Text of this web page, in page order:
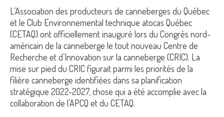
L’Association des producteurs de canneberges du Québec
et le Club Environnemental technique atocas Québec
(CETAQ) ont officiellement inauguré lors du Congrès nord-
américain de la canneberge le tout nouveau Centre de
Recherche et d’Innovation sur la canneberge (CRIC). La
mise sur pied du CRIC figurait parmi les priorités de la
filière canneberge identifiées dans sa planification
stratégique 2022-2027, chose qui a été accomplie avec la
collaboration de l’APCQ et du CETAQ.